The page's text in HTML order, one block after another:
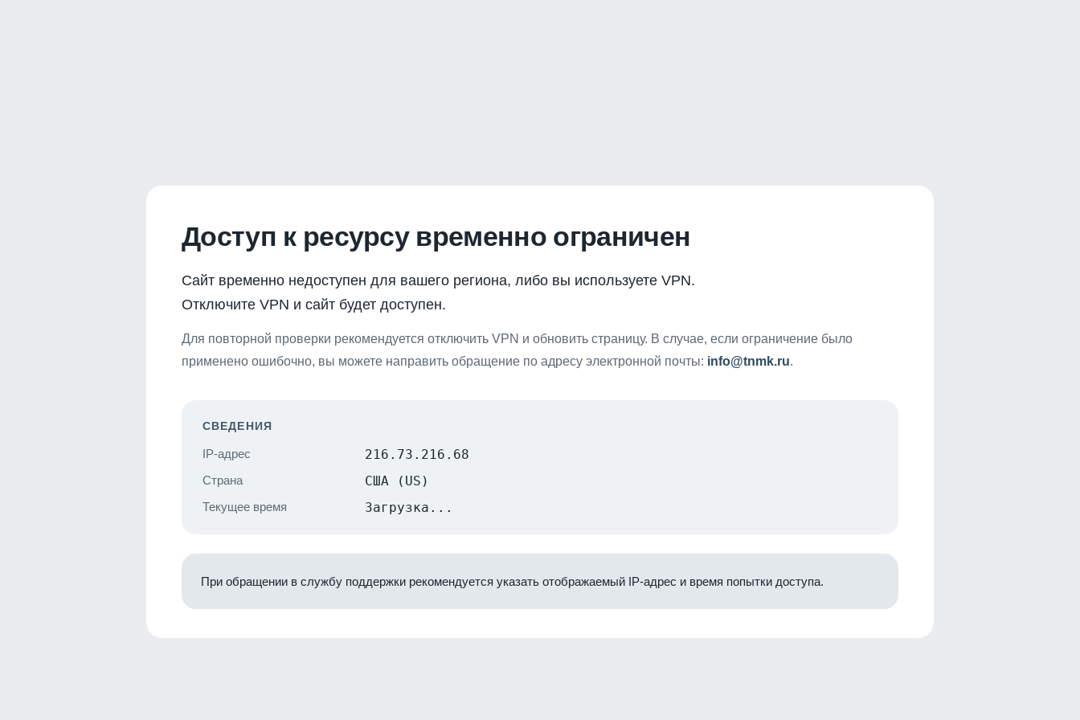
Доступ к ресурсу временно ограничен
Сайт временно недоступен для вашего региона, либо вы используете VPN.
Отключите VPN и сайт будет доступен.
Для повторной проверки рекомендуется отключить VPN и обновить страницу. В случае, если ограничение было
применено ошибочно, вы можете направить обращение по адресу электронной почты: info@tnmk.ru.
СВЕДЕНИЯ
IP-адрес 216.73.216.68
Страна США (US)
Текущее время Загрузка...
При обращении в службу поддержки рекомендуется указать отображаемый IP-адрес и время попытки доступа.